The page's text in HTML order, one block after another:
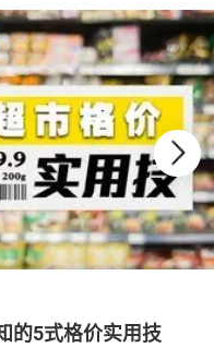
的5式格价实用技